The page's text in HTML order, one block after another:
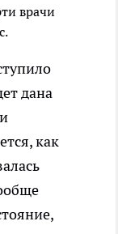
врачи
дана
как